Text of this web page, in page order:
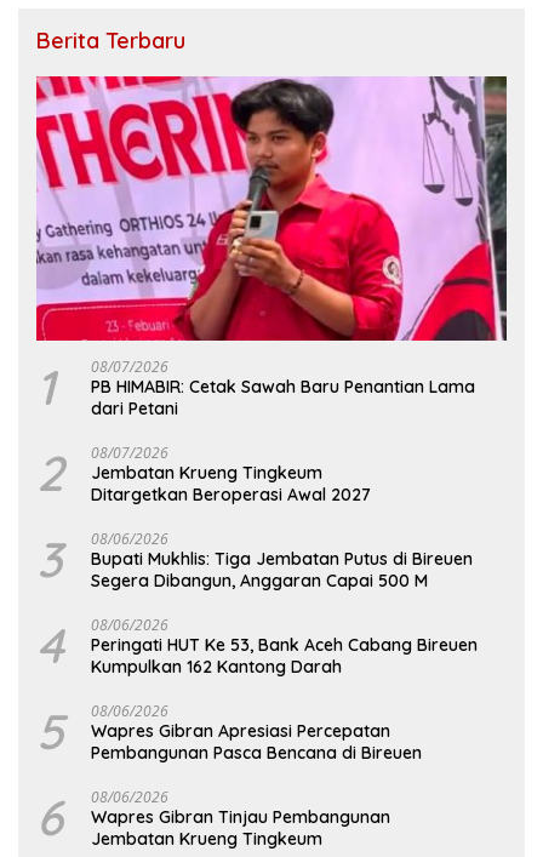
Berita Terbaru
1 08/07/2026
PB HIMABIR: Cetak Sawah Baru Penantian Lama
dari Petani
2 08/07/2026
Jembatan Krueng Tingkeum
Ditargetkan Beroperasi Awal 2027
3 08/06/2026
Bupati Mukhlis: Tiga Jembatan Putus di Bireuen
Segera Dibangun, Anggaran Capai 500 M
4 08/06/2026
Peringati HUT Ke 53, Bank Aceh Cabang Bireuen
Kumpulkan 162 Kantong Darah
5 08/06/2026
Wapres Gibran Apresiasi Percepatan
Pembangunan Pasca Bencana di Bireuen
6 08/06/2026
Wapres Gibran Tinjau Pembangunan
Jembatan Krueng Tingkeum